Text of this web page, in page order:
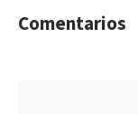
Comentarios